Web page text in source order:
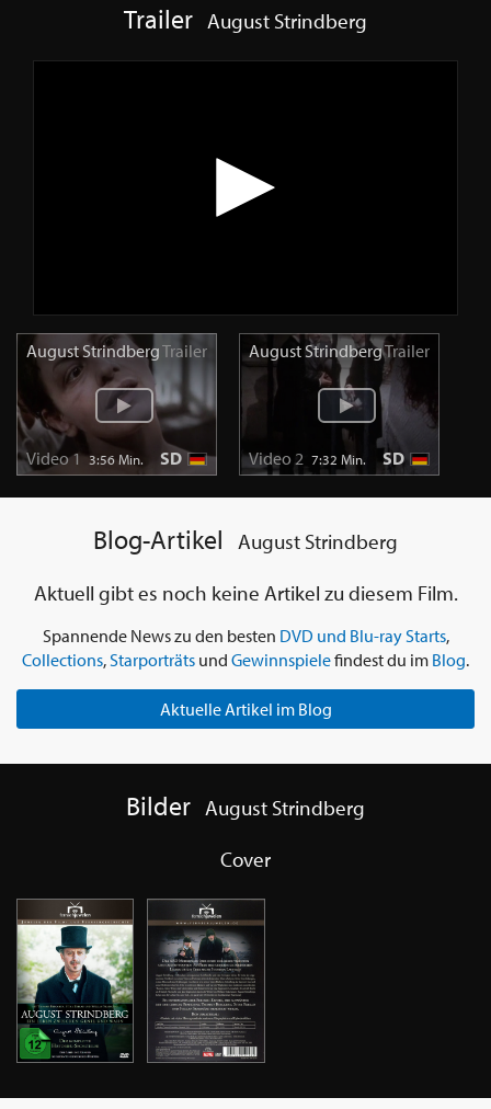
Trailer August Strindberg
August StrindbergTrailer
Video 1 3:56 Min. SD
August StrindbergTrailer
Video 2 7:32 Min. SD
Blog-Artikel
August Strindberg
Aktuell gibt es noch keine Artikel zu diesem Film.
Spannende News zu den besten DVD und Blu-ray Starts,
Collections, Starporträts und Gewinnspielefindest du im Blog.
Aktuelle Artikel im Blog
Bilder August Strindberg
Cover